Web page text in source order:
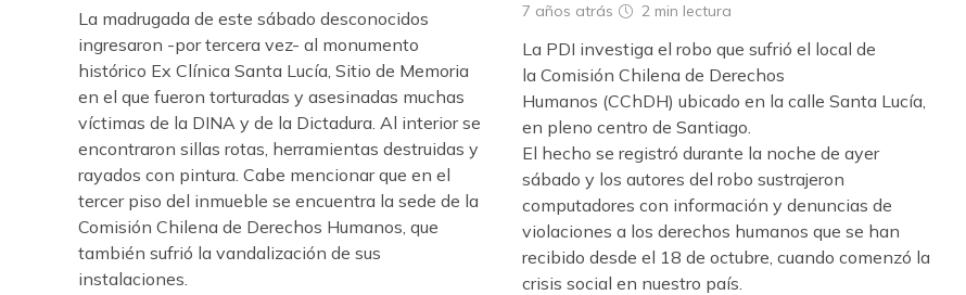
La madrugada de este sábado desconocidos
ingresaron -por tercera vez- al monumento
histórico Ex Clínica Santa Lucía, Sitio de Memoria
en el que fueron torturadas y asesinadas muchas
víctimas de la DINA y de la Dictadura. Al interior se
encontraron sillas rotas, herramientas destruidas y
rayados con pintura. Cabe mencionar que en el
tercer piso del inmueble se encuentra la sede de la
Comisión Chilena de Derechos Humanos, que
también sufrió la vandalización de sus
instalaciones.
7 años atrás
2 min lectura
La PDI investiga el robo que sufrió el local de
la Comisión Chilena de Derechos
Humanos (CChDH) ubicado en la calle Santa Lucía,
en pleno centro de Santiago.
El hecho se registró durante la noche de ayer
sábado y los autores del robo sustrajeron
computadores con información y denuncias de
violaciones a los derechos humanos que se han
recibido desde el 18 de octubre, cuando comenzó la
crisis social en nuestro país.